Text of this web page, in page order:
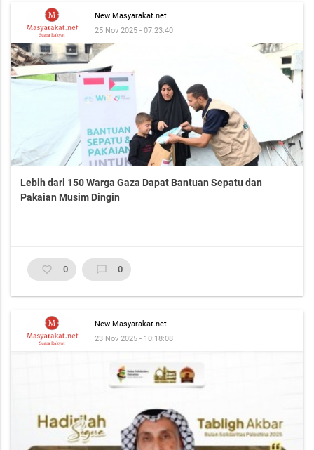
New Masyarakat.net
25 Nov 2025 - 07:23:40
Lebih dari 150 Warga Gaza Dapat Bantuan Sepatu dan
Pakaian Musim Dingin
favorite_border 0 chat_bubble_outline 0
New Masyarakat.net
23 Nov 2025 - 10:18:08